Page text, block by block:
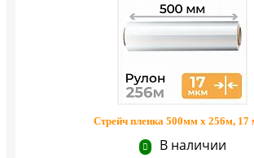
Стрейч пленка 500мм х 256м, 17
В наличии